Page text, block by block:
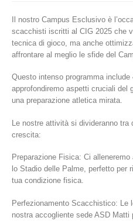
Il nostro Campus Esclusivo è
scacchisti iscritti al CIG 2025 che
tecnica di gioco, ma anche
affrontare al meglio le sfide del
Questo intenso programma
approfondiremo aspetti cruciali del
una preparazione atletica mirata.
Le nostre attività si divideranno tra
crescita:
Preparazione Fisica: Ci
lo Stadio delle Palme, perfetto per
tua condizione fisica.
Perfezionamento Scacchistico: Le
nostra accogliente sede ASD